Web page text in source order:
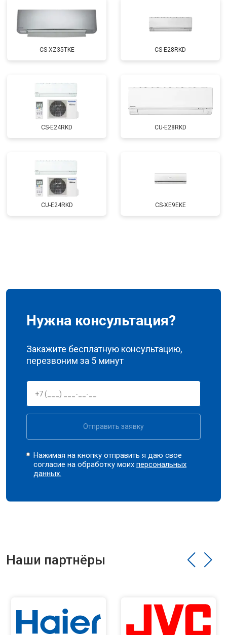
CS-XZ35TKE CS-E28RKD
CS-E24RKD CU-E28RKD
CU-E24RKD CS-XE9EKE
Нужна консультация?
Закажите бесплатную консультацию,
перезвоним за 5 минут
Отправить заявку
Нажимая на кнопку отправить я даю свое
согласие на обработку моихперсональных
данных.
Наши партнёры